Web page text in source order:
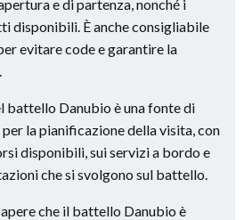
e di partenza, nonché i
disponibili. È anche consigliabile
evitare code e garantire la
battello Danubio è una fonte di
la pianificazione della visita, con
disponibili, sui servizi a bordo e
che si svolgono sul battello.
che il battello Danubio è